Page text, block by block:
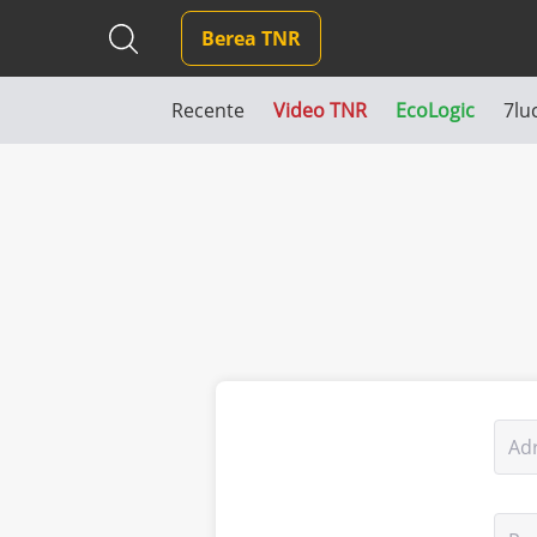
Berea TNR
Recente Video TNR EcoLogic